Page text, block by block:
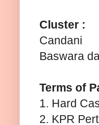
Cluster :
Candani
Baswara
Terms of
1. Hard
2. KPR